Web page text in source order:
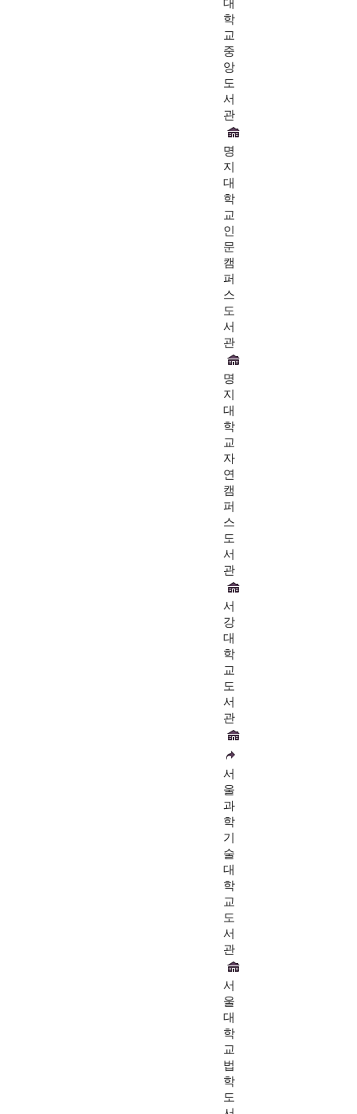
대
학
교
중
앙
도
서
관
명
지
대
학
교
인
문
캠
퍼
스
도
서
관
명
지
대
학
교
자
연
캠
퍼
스
도
서
관
서
강
대
학
교
도
서
관
서
울
과
학
기
술
대
학
교
도
서
관
서
울
대
학
교
법
학
도